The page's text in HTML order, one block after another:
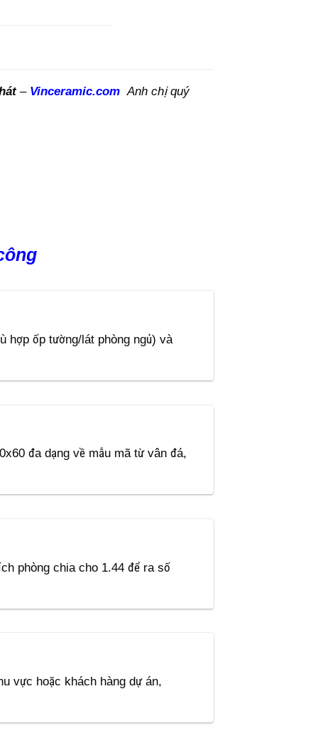
– Vinceramic.com Anh chị quý
hợp ốp tường/lát phòng ngủ) và
đa dạng về mẫu mã từ vân đá,
phòng chia cho 1.44 để ra số
vực hoặc khách hàng dự án,